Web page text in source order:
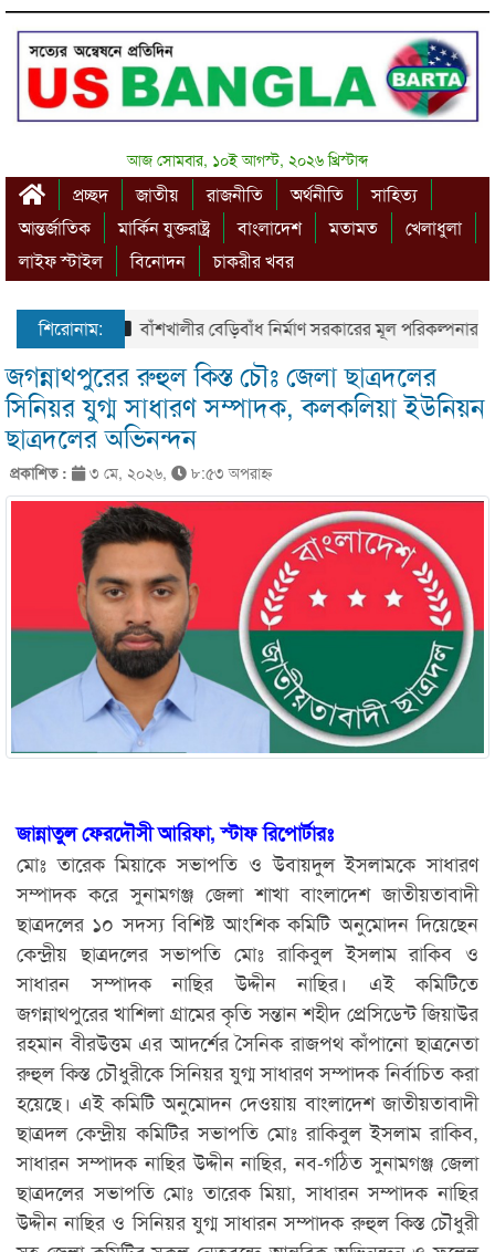
আজ সোমবার, ১০ই আগস্ট, ২০২৬ খ্রিস্টাব্দ
প্রচ্ছদ জাতীয় রাজনীতি অর্থনীতি
সাহিত্য
আন্তর্জাতিক
মার্কিন যুক্তরাষ্ট্র বাংলাদেশ মতামত
খেলাধুলা
লাইফ স্টাইল
বিনোদন চাকরীর খবর
শিরোনাম: বাঁশখালীর বেড়িবাঁধ নির্মাণ সরকারের মূল পরিকল্পনার অংশ –
জগন্নাথপুরের রুহুল কিস্ত চৌঃ জেলা ছাত্রদলের
সিনিয়র যুগ্ম সাধারণ সম্পাদক, কলকলিয়া ইউনিয়ন
ছাত্রদলের অভিনন্দন
প্রকাশিত : ৩ মে, ২০২৬, ৮:৫৩ অপরাহ্ণ
জান্নাতুল ফেরদৌসী আরিফা, স্টাফ রিপোর্টারঃ
মোঃ তারেক মিয়াকে সভাপতি ও উবায়দুল ইসলামকে সাধারণ
সম্পাদক করে সুনামগঞ্জ জেলা শাখা বাংলাদেশ জাতীয়তাবাদী
ছাত্রদলের ১০ সদস্য বিশিষ্ট আংশিক কমিটি অনুমোদন দিয়েছেন
কেন্দ্রীয় ছাত্রদলের সভাপতি মোঃ রাকিবুল ইসলাম রাকিব ও
সাধারন সম্পাদক নাছির উদ্দীন নাছির। এই কমিটিতে
জগন্নাথপুরের খাশিলা গ্রামের কৃতি সন্তান শহীদ প্রেসিডেন্ট জিয়াউর
রহমান বীরউত্তম এর আদর্শের সৈনিক রাজপথ কাঁপানো ছাত্রনেতা
রুহুল কিস্ত চৌধুরীকে সিনিয়র যুগ্ম সাধারণ সম্পাদক নির্বাচিত করা
হয়েছে। এই কমিটি অনুমোদন দেওয়ায় বাংলাদেশ জাতীয়তাবাদী
ছাত্রদল কেন্দ্রীয় কমিটির সভাপতি মোঃ রাকিবুল ইসলাম রাকিব,
সাধারন সম্পাদক নাছির উদ্দীন নাছির, নব-গঠিত সুনামগঞ্জ জেলা
ছাত্রদলের সভাপতি মোঃ তারেক মিয়া, সাধারন সম্পাদক নাছির
উদ্দীন নাছির ও সিনিয়র যুগ্ম সাধারন সম্পাদক রুহুল কিস্ত চৌধুরী